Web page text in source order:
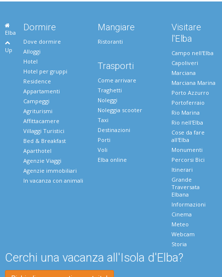
Elba
Up
Dormire
Dove dormire
Alloggi
Hotel
Hotel per gruppi
Residence
Appartamenti
Campeggi
Agriturismi
Affittacamere
Villaggi Turistici
Bed & Breakfast
Aparthotel
Agenzie Viaggi
Agenzie immobiliari
In vacanza con animali
Mangiare
Ristoranti
Trasporti
Come arrivare
Traghetti
Noleggi
Noleggia scooter
Taxi
Destinazioni
Porti
Voli
Elba online
Visitare
l'Elba
Campo nell'Elba
Capoliveri
Marciana
Marciana Marina
Porto Azzurro
Portoferraio
Rio Marina
Rio nell'Elba
Cose da fare
all'Elba
Monumenti
Percorsi Bici
Itinerari
Grande
Traversata
Elbana
Informazioni
Cinema
Meteo
Webcam
Storia
Cerchi una vacanza all'Isola d'Elba?